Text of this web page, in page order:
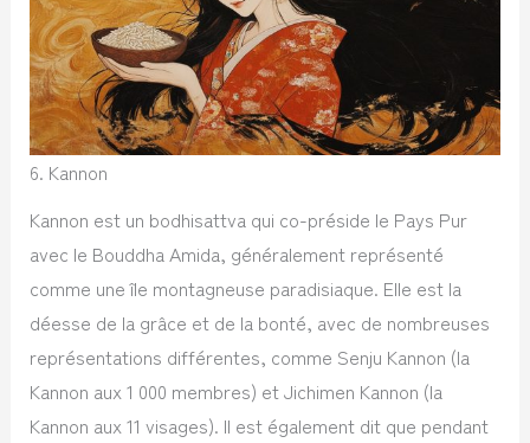
6. Kannon
Kannon est un bodhisattva qui co-préside le Pays Pur
avec le Bouddha Amida, généralement représenté
comme une île montagneuse paradisiaque. Elle est la
déesse de la grâce et de la bonté, avec de nombreuses
représentations différentes, comme Senju Kannon (la
Kannon aux 1 000 membres) et Jichimen Kannon (la
Kannon aux 11 visages). Il est également dit que pendant